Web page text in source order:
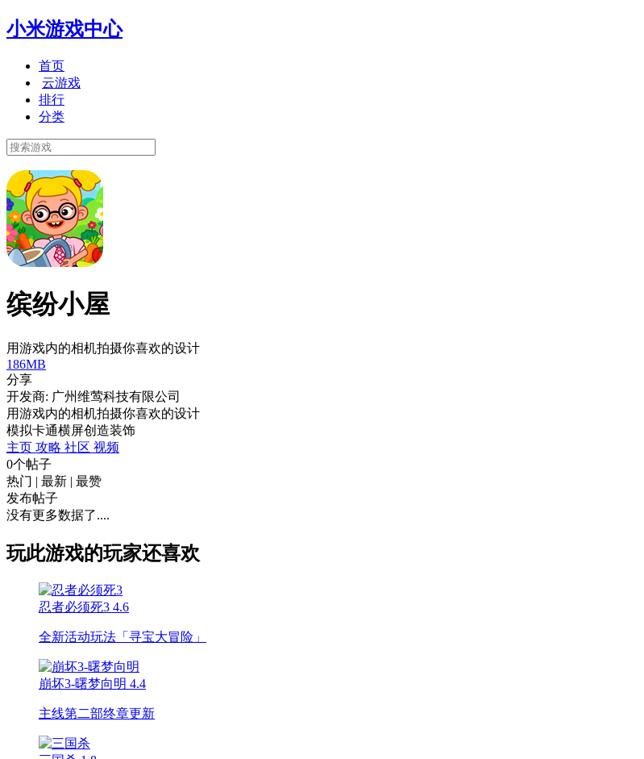
小米游戏中心
首页
云游戏
排行
分类
缤纷小屋
用游戏内的相机拍摄你喜欢的设计
186MB
分享
开发商: 广州维莺科技有限公司
用游戏内的相机拍摄你喜欢的设计
模拟卡通横屏创造装饰
主页 攻略 社区 视频
0个帖子
热门 | 最新 | 最赞
发布帖子
没有更多数据了....
玩此游戏的玩家还喜欢
忍者必须死3 4.6
全新活动玩法「寻宝大冒险」
崩坏3-曙梦向明 4.4
主线第二部终章更新